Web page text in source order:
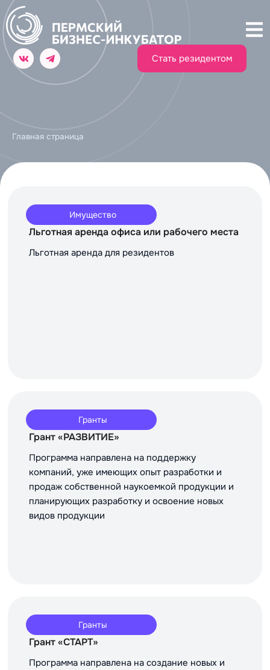
Стать резидентом
Главная страница
Имущество
Льготная аренда офиса или рабочего места
Льготная аренда для резидентов
Гранты
Грант «РАЗВИТИЕ»
Программа направлена на поддержку
компаний, уже имеющих опыт разработки и
продаж собственной наукоемкой продукции и
планирующих разработку и освоение новых
видов продукции
Гранты
Грант «СТАРТ»
Программа направлена на создание новых и